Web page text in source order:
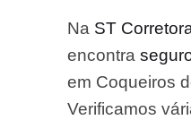
Na ST
encontra
em Coqueiros
Verificamos